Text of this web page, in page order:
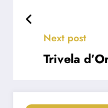
Next post
Trivela